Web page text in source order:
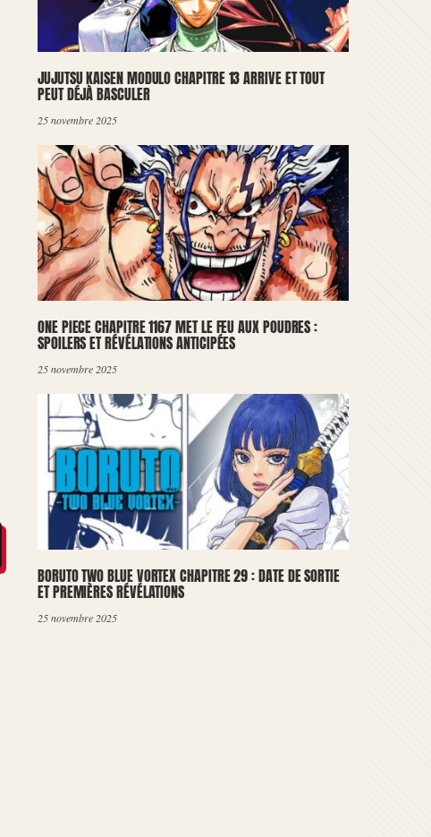
JUJUTSU KAISEN MODULO CHAPITRE 13 ARRIVE ET TOUT
PEUT DÉJÀ BASCULER
25 novembre 2025
ONE PIECE CHAPITRE 1167 MET LE FEU AUX POUDRES :
SPOILERS ET RÉVÉLATIONS ANTICIPÉES
25 novembre 2025
BORUTO TWO BLUE VORTEX CHAPITRE 29 : DATE DE SORTIE
ET PREMIÈRES RÉVÉLATIONS
25 novembre 2025